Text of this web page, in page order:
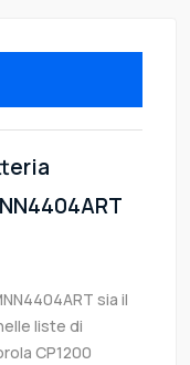
sia il
liste di
CP1200